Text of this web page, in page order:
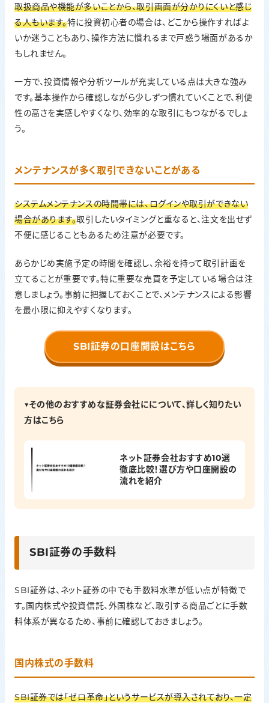
取扱商品や機能が多いことから、取引画面が分かりにくいと感じ
る人もいます。特に投資初心者の場合は、どこから操作すればよ
いか迷うこともあり、操作方法に慣れるまで戸惑う場面があるか
もしれません。
一方で、投資情報や分析ツールが充実している点は大きな強み
です。基本操作から確認しながら少しずつ慣れていくことで、利便
性の高さを実感しやすくなり、効率的な取引にもつながるでしょ
う。
メンテナンスが多く取引できないことがある
システムメンテナンスの時間帯には、ログインや取引ができない
場合があります。取引したいタイミングと重なると、注文を出せず
不便に感じることもあるため注意が必要です。
あらかじめ実施予定の時間を確認し、余裕を持って取引計画を
立てることが重要です。特に重要な売買を予定している場合は注
意しましょう。事前に把握しておくことで、メンテナンスによる影響
を最小限に抑えやすくなります。
SBI証券の口座開設はこちら
▼その他のおすすめな証券会社にについて、詳しく知りたい
方はこちら
ネット証券会社おすすめ10選
徹底比較！選び方や口座開設の
流れを紹介
SBI証券の手数料
SBI証券は、ネット証券の中でも手数料水準が低い点が特徴で
す。国内株式や投資信託、外国株など、取引する商品ごとに手数
料体系が異なるため、事前に確認しておきましょう。
国内株式の手数料
SBI証券では「ゼロ革命」というサービスが導入されており、一定